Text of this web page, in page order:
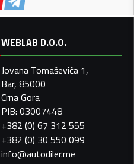
WEBLAB D.O.O.
Jovana Tomaševića 1,
Bar, 85000
Crna Gora
PIB: 03007448
+382 (0) 67 312 555
+382 (0) 30 550 099
info@autodiler.me